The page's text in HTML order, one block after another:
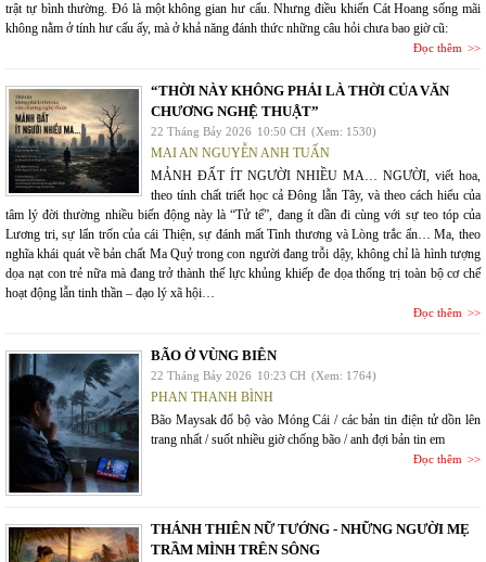
trật tự bình thường. Đó là một không gian hư cấu. Nhưng điều khiến Cát Hoang sống mãi
không nằm ở tính hư cấu ấy, mà ở khả năng đánh thức những câu hỏi chưa bao giờ cũ:
Đọc thêm
“THỜI NÀY KHÔNG PHẢI LÀ THỜI CỦA VĂN
CHƯƠNG NGHỆ THUẬT”
22 Tháng Bảy 2026 10:50 CH (Xem: 1530)
MAI AN NGUYỄN ANH TUẤN
MẢNH ĐẤT ÍT NGƯỜI NHIỀU MA… NGƯỜI, viết hoa,
theo tính chất triết học cả Đông lẫn Tây, và theo cách hiểu của
tâm lý đời thường nhiều biến động này là “Tử tế”, đang ít dần đi cùng với sự teo tóp của
Lương tri, sự lẩn trốn của cái Thiện, sự đánh mất Tình thương và Lòng trắc ẩn… Ma, theo
nghĩa khái quát về bản chất Ma Quỷ trong con người đang trỗi dậy, không chỉ là hình tượng
dọa nạt con trẻ nữa mà đang trở thành thế lực khủng khiếp đe dọa thống trị toàn bộ cơ chế
hoạt động lẫn tinh thần – đạo lý xã hội…
Đọc thêm
BÃO Ở VÙNG BIÊN
22 Tháng Bảy 2026 10:23 CH (Xem: 1764)
PHAN THANH BÌNH
Bão Maysak đổ bộ vào Móng Cái / các bản tin điện tử dồn lên
trang nhất / suốt nhiều giờ chống bão / anh đợi bản tin em
Đọc thêm
THÁNH THIÊN NỮ TƯỚNG - NHỮNG NGƯỜI MẸ
TRẦM MÌNH TRÊN SÔNG